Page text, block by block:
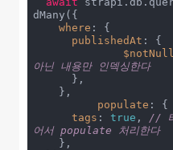
dMany({
where : {
publishedAt : {
$notNull
아닌 내용만 인덱싱한다
populate : {
tags : true ,
//
어서 populate 처리한다